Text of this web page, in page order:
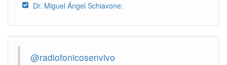
Dr. Miguel Ángel Schiavone:
@radiofonicosenvivo